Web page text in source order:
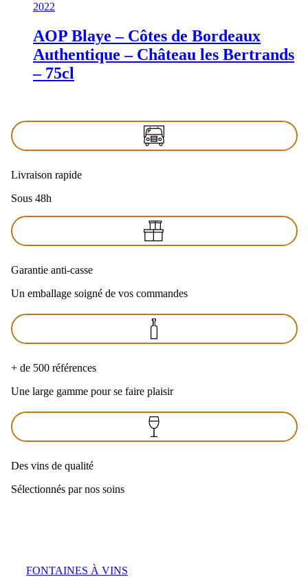
2022
AOP Blaye – Côtes de Bordeaux
Authentique – Château les Bertrands
– 75cl
Livraison rapide
Sous 48h
Garantie anti-casse
Un emballage soigné de vos commandes
+ de 500 références
Une large gamme pour se faire plaisir
Des vins de qualité
Sélectionnés par nos soins
FONTAINES À VINS